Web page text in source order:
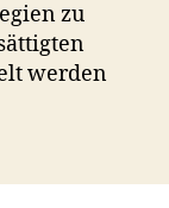
zu
werden